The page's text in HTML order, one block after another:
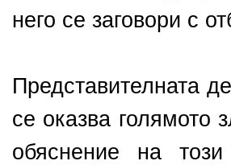
него се заговори с
Представителната
се оказва голямото
обяснение на